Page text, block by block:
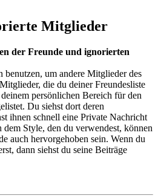
Mitglieder
der Freunde und ignorierten
benutzen, um andere Mitglieder des
die du deiner Freundesliste
persönlichen Bereich für den
Du siehst dort deren
ihnen schnell eine Private Nachricht
Style, den du verwendest, können
auch hervorgehoben sein. Wenn du
dann siehst du seine Beiträge